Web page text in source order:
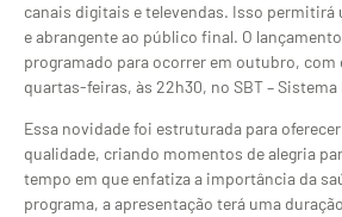
canais digitais e televendas. Isso permitirá
e abrangente ao público final. O
programado para ocorrer em outubro, com
quartas-feiras, às 22h30, no SBT –
Essa novidade foi estruturada para
qualidade, criando momentos de alegria
tempo em que enfatiza a importância da
programa, a apresentação terá uma